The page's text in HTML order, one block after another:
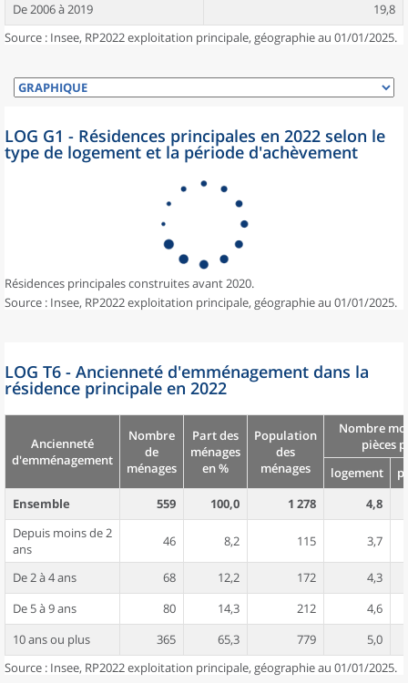
De 2006 à 2019
19,8
Source : Insee, RP2022 exploitation principale, géographie au 01/01/2025.
LOG G1 - Résidences principales en 2022 selon le
type de logement et la période d'achèvement
Résidences principales construites avant 2020.
Source : Insee, RP2022 exploitation principale, géographie au 01/01/2025.
LOG T6 - Ancienneté d'emménagement dans la
résidence principale en 2022
Ancienneté
d'emménagement
Nombre
de
ménages
Part des
ménages
en %
Population
des
ménages
Nombre
pièces
logement
Ensemble
559 100,0 1 278
4,8
Depuis moins de 2
ans
46 8,2 115 3,7
De 2 à 4 ans 68 12,2 172
4,3
De 5 à 9 ans
80 14,3 212
4,6
10 ans ou plus
365 65,3 779
5,0
Source : Insee, RP2022 exploitation principale, géographie au 01/01/2025.